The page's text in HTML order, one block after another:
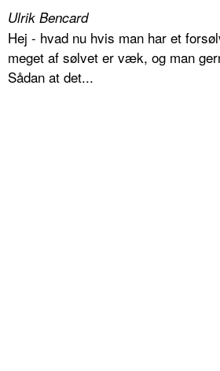
Ulrik Bencard
Hej - hvad nu hvis man har et
meget af sølvet er væk, og man
Sådan at det...